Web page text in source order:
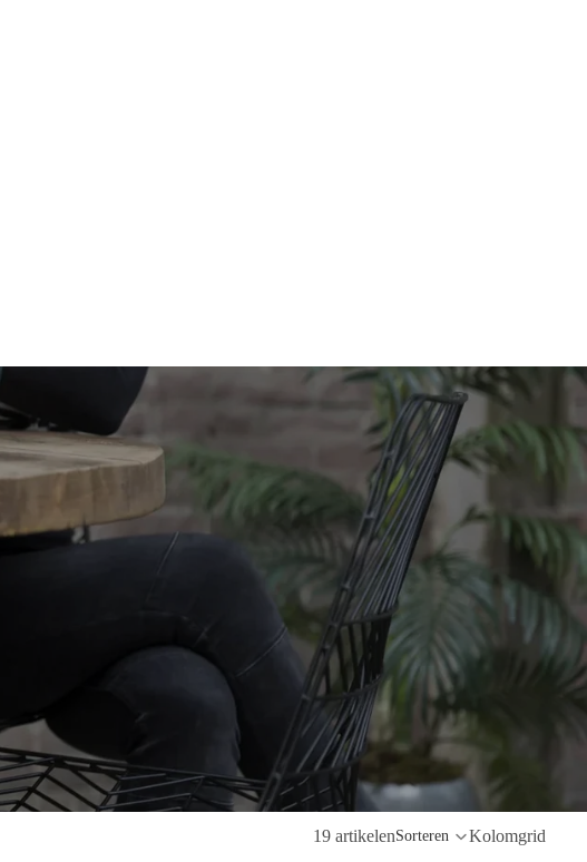
19 artikelenSorteren Kolomgrid